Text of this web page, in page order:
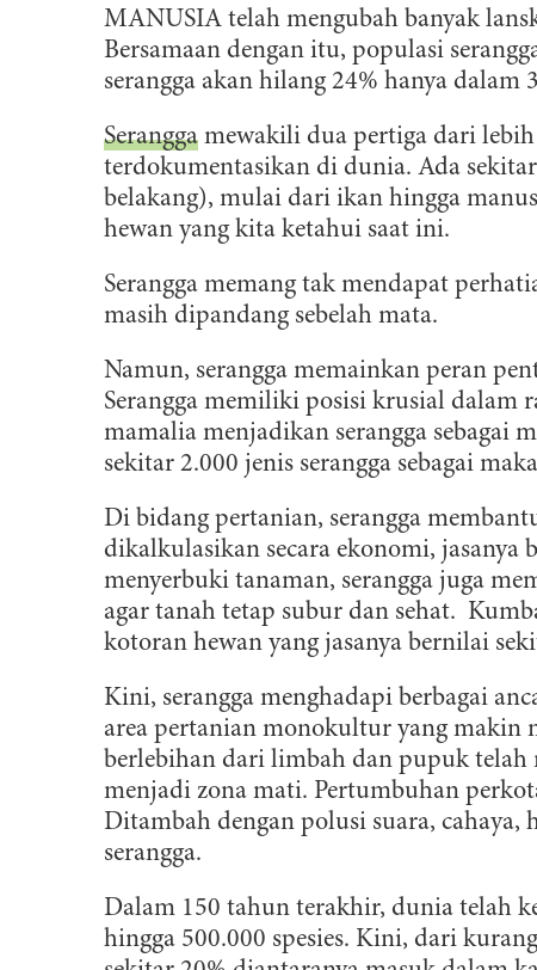
MANUSIA telah mengubah banyak
Bersamaan dengan itu, populasi
serangga akan hilang 24% hanya dalam
Serangga mewakili dua pertiga dari lebih
terdokumentasikan di dunia. Ada
belakang), mulai dari ikan hingga
hewan yang kita ketahui saat ini.
Serangga memang tak mendapat
masih dipandang sebelah mata.
Namun, serangga memainkan peran
Serangga memiliki posisi krusial dalam
mamalia menjadikan serangga sebagai
sekitar 2.000 jenis serangga sebagai
Di bidang pertanian, serangga
dikalkulasikan secara ekonomi,
menyerbuki tanaman, serangga juga
agar tanah tetap subur dan sehat.
kotoran hewan yang jasanya bernilai
Kini, serangga menghadapi berbagai
area pertanian monokultur yang makin
berlebihan dari limbah dan pupuk telah
menjadi zona mati. Pertumbuhan
Ditambah dengan polusi suara,
serangga.
Dalam 150 tahun terakhir, dunia telah
hingga 500.000 spesies. Kini, dari